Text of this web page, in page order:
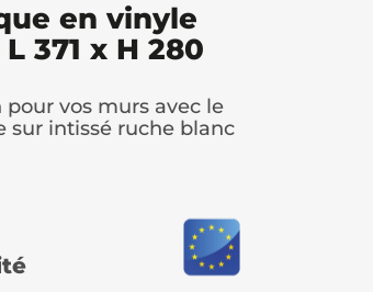
en vinyle
371 x H 280
vos murs avec le
sur intissé ruche blanc